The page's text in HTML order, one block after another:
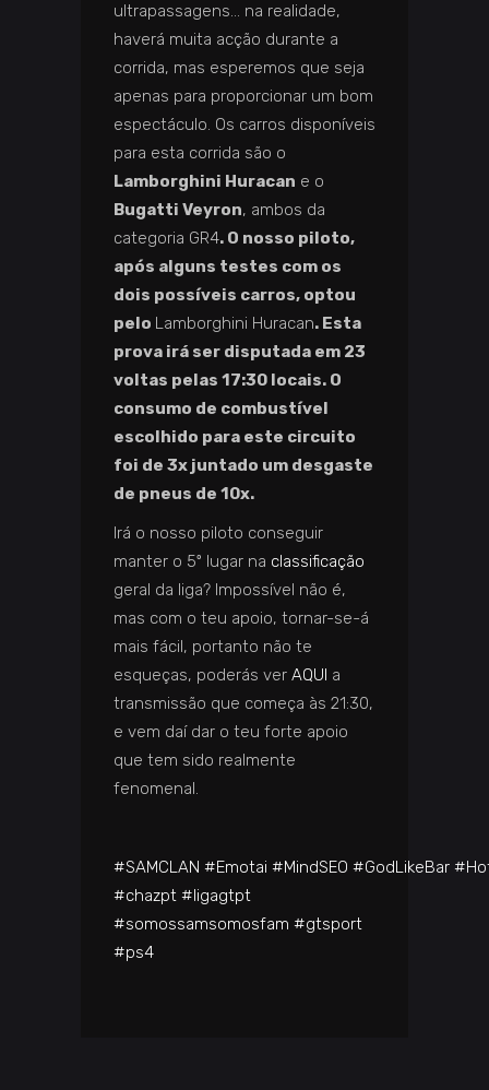
ultrapassagens… na realidade,
haverá muita acção durante a
corrida, mas esperemos que seja
apenas para proporcionar um bom
espectáculo. Os carros disponíveis
para esta corrida são o
Lamborghini Huracan e o
Bugatti Veyron, ambos da
categoria GR4. O nosso piloto,
após alguns testes com os
dois possíveis carros, optou
pelo Lamborghini Huracan. Esta
prova irá ser disputada em 23
voltas pelas 17:30 locais. O
consumo de combustível
escolhido para este circuito
foi de 3x juntado um desgaste
de pneus de 10x.
Irá o nosso piloto conseguir
manter o 5º lugar na classificação
geral da liga? Impossível não é,
mas com o teu apoio, tornar-se-á
mais fácil, portanto não te
esqueças, poderás ver AQUI a
transmissão que começa às 21:30,
e vem daí dar o teu forte apoio
que tem sido realmente
fenomenal.
#SAMCLAN #Emotai #MindSEO #GodLikeBar #
#chazpt #ligagtpt
#somossamsomosfam #gtsport
#ps4